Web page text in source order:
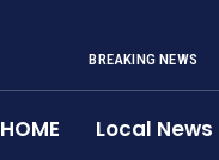
BREAKING NEWS
HOME Local News